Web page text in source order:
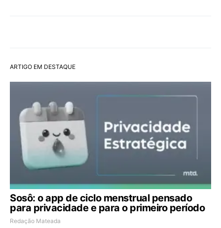
ARTIGO EM DESTAQUE
Sosô: o app de ciclo menstrual pensado
para privacidade e para o primeiro período
Redação Mateada